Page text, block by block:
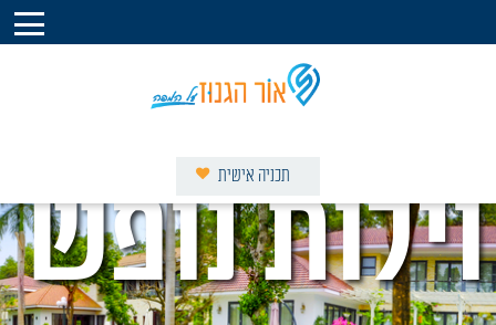
תכניה אישית
וילות באור הגנוז
צימרים באור הגנוז
וילות נופש